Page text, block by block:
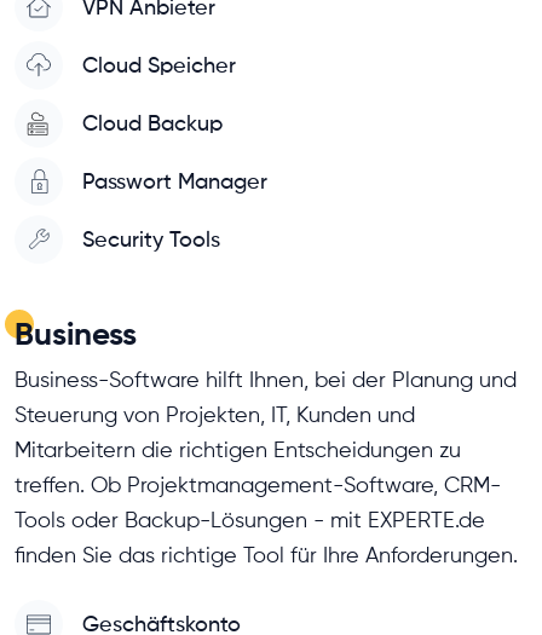
VPN Anbieter
Cloud Speicher
Cloud Backup
Passwort Manager
Security Tools
Business
Business-Software hilft Ihnen, bei der Planung und
Steuerung von Projekten, IT, Kunden und
Mitarbeitern die richtigen Entscheidungen zu
treffen. Ob Projektmanagement-Software, CRM-
Tools oder Backup-Lösungen - mit EXPERTE.de
finden Sie das richtige Tool für Ihre Anforderungen.
Geschäftskonto